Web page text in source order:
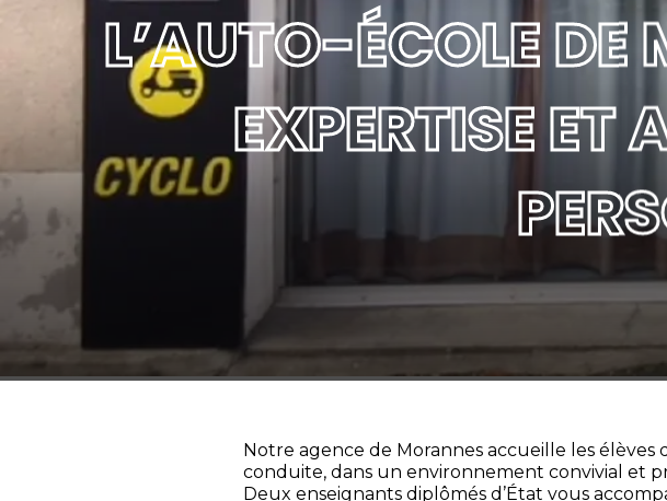
L’AUTO-ÉCOLE DE
EXPERTISE
Notre agence de Morannes accueille les
conduite, dans un environnement convivial et
Deux enseignants diplômés d’État vous